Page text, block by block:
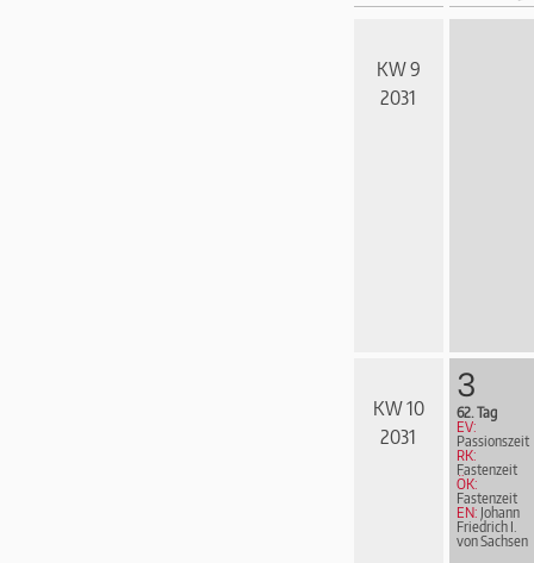
KW 9
2031
KW 10
2031
3
62. Tag
EV:
Passionszeit
RK:
Fastenzeit
ÖK:
Fastenzeit
EN: Johann
Friedrich I.
von Sachsen